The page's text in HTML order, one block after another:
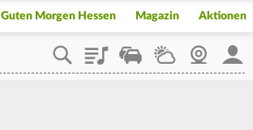
Guten Morgen Hessen Magazin Aktionen
PlaylistStaupilotWetterWebcam